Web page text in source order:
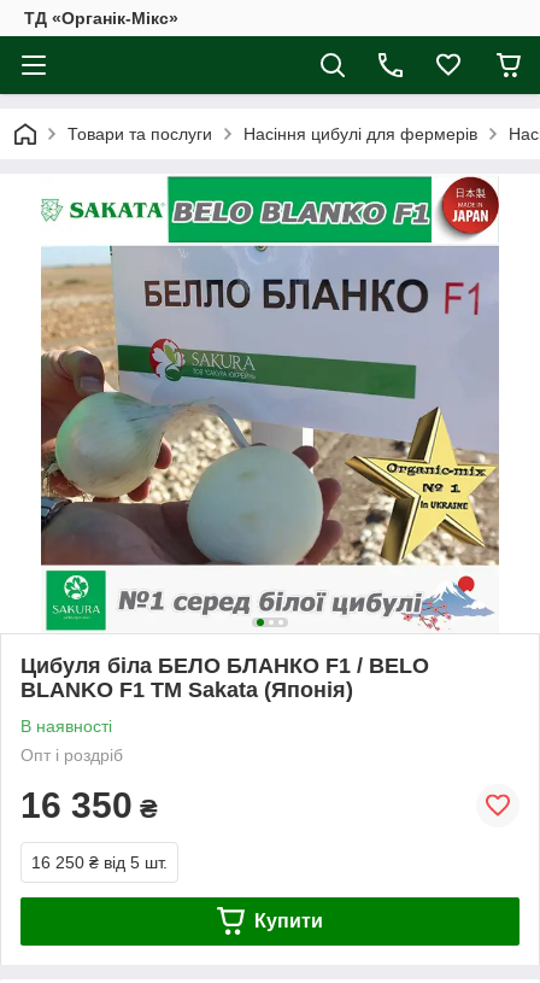
ТД «Органік-Мікс»
Товари та послуги Насіння цибулі для фермерів
Цибуля біла БЕЛО БЛАНКО F1 / BELO
BLANKO F1 ТМ Sakata (Японія)
В наявності
Опт і роздріб
16 350 ₴
16 250 ₴ від 5 шт.
Купити